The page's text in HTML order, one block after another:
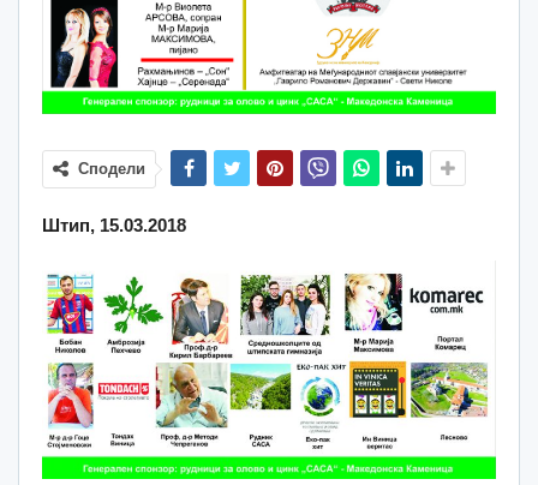
Сподели
Штип, 15.03.2018